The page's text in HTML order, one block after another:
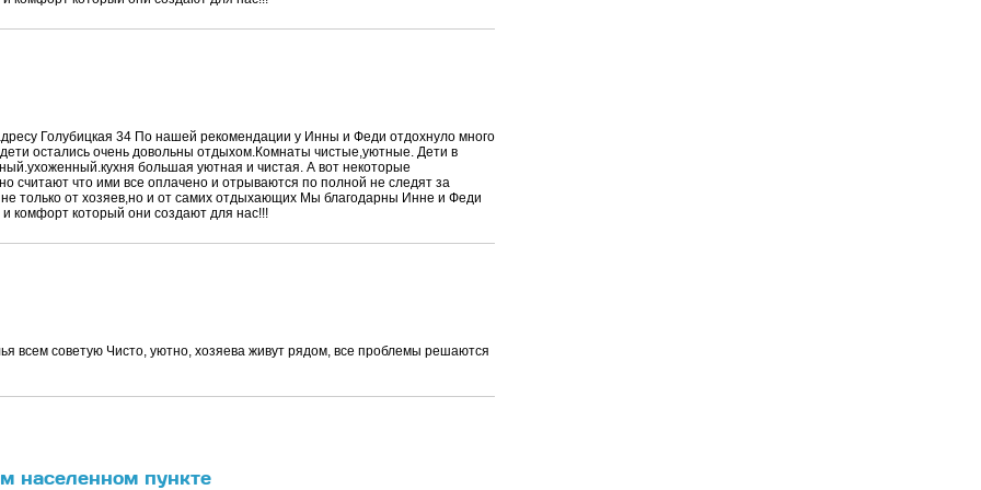
Голубицкая 34 По нашей рекомендации у Инны и Феди отдохнуло много
остались очень довольны отдыхом.Комнаты чистые,уютные. Дети в
большая уютная и чистая. А вот некоторые
считают что ими все оплачено и отрываются по полной не следят за
только от хозяев,но и от самих отдыхающих Мы благодарны Инне и Феди
комфорт который они создают для нас!!!
всем советую Чисто, уютно, хозяева живут рядом, все проблемы решаются
населенном пункте